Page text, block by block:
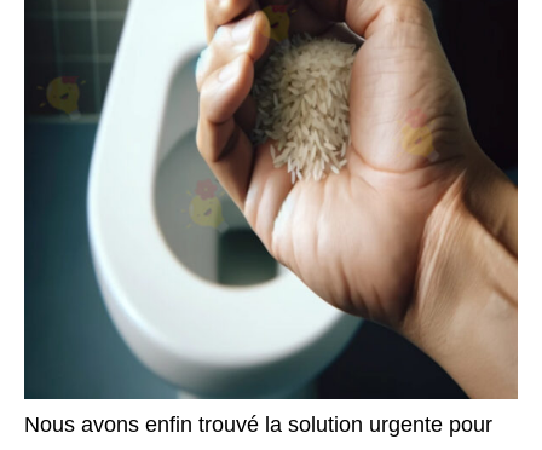
Nous avons enfin trouvé la solution urgente pour